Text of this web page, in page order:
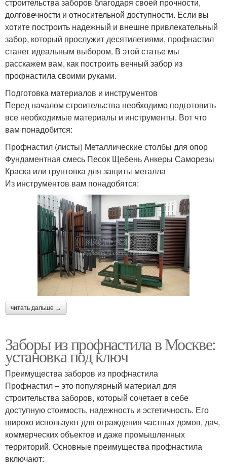
долговечности и относительной доступности. Если вы
хотите построить надежный и внешне привлекательный
забор, который прослужит десятилетиями, профнастил
станет идеальным выбором. В этой статье мы
расскажем вам, как построить вечный забор из
профнастила своими руками.
Подготовка материалов и инструментов
Перед началом строительства необходимо подготовить
все необходимые материалы и инструменты. Вот что
вам понадобится:
Профнастил (листы) Металлические столбы для опор
Фундаментная смесь Песок Щебень Анкеры Саморезы
Краска или грунтовка для защиты металла
Из инструментов вам понадобятся:
читать дальше →
Заборы из профнастила в Москве:
установка под ключ
Преимущества заборов из профнастила
Профнастил – это популярный материал для
строительства заборов, который сочетает в себе
доступную стоимость, надежность и эстетичность. Его
широко используют для ограждения частных домов, дач,
коммерческих объектов и даже промышленных
территорий. Основные преимущества профнастила
включают: